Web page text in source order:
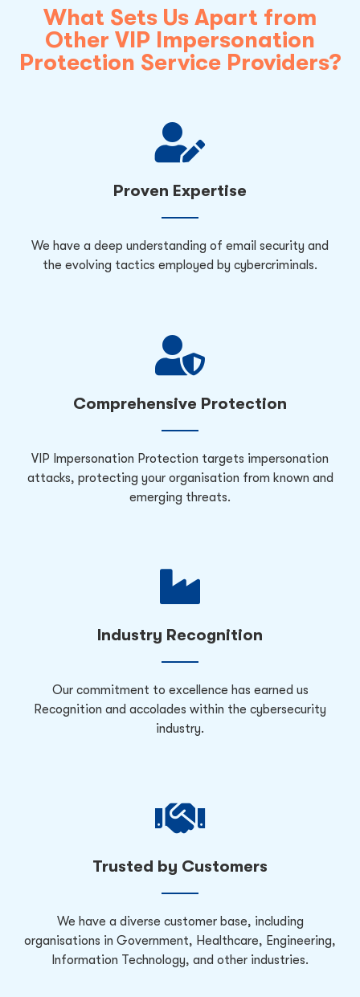
What Sets Us Apart from
Other VIP Impersonation
Protection Service Providers?
Proven Expertise
We have a deep understanding of email security and
the evolving tactics employed by cybercriminals.
Comprehensive Protection
VIP Impersonation Protection targets impersonation
attacks, protecting your organisation from known and
emerging threats.
Industry Recognition
Our commitment to excellence has earned us
Recognition and accolades within the cybersecurity
industry.
Trusted by Customers
We have a diverse customer base, including
organisations in Government, Healthcare, Engineering,
Information Technology, and other industries.